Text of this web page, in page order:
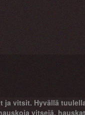
ja vitsit. Hyvällä
vitsejä,